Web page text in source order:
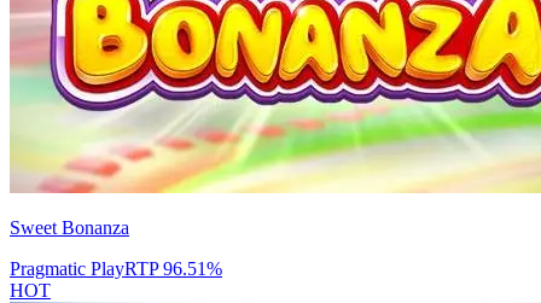
Sweet Bonanza
Pragmatic PlayRTP96.51%
HOT